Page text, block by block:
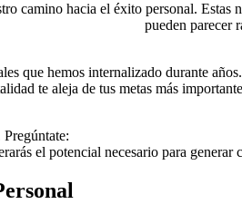
camino hacia el éxito personal.
pueden parecer
que hemos internalizado durante
te aleja de tus metas más
el potencial necesario para generar